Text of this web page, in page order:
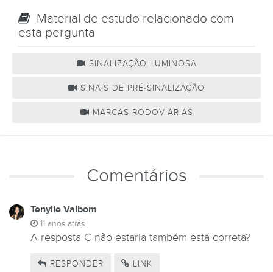
Material de estudo relacionado com
esta pergunta
SINALIZAÇÃO LUMINOSA
SINAIS DE PRÉ-SINALIZAÇÃO
MARCAS RODOVIÁRIAS
Comentários
Tenylle Valbom
11 anos atrás
A resposta C não estaria também está correta?
RESPONDER LINK